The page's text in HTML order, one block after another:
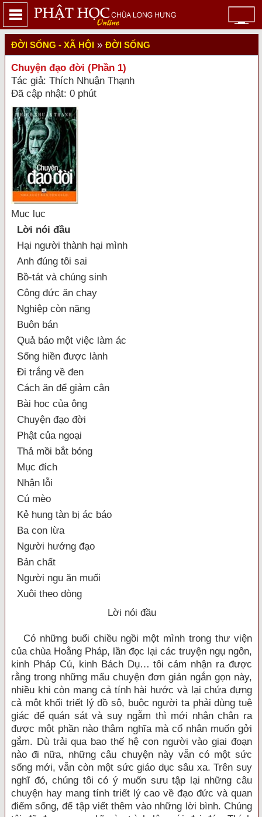
ĐỜI SỐNG - XÃ HỘI » ĐỜI SỐNG
Chuyện đạo đời (Phần 1)
Tác giả: Thích Nhuận Thạnh
Đã cập nhật: 0 phút
Mục lục
Lời nói đầu
Hại người thành hại mình
Anh đúng tôi sai
Bồ-tát và chúng sinh
Công đức ăn chay
Nghiệp còn nặng
Buôn bán
Quả báo một việc làm ác
Sống hiền được lành
Đi trắng về đen
Cách ăn để giảm cân
Bài học của ông
Chuyện đạo đời
Phật của ngoại
Thả mồi bắt bóng
Mục đích
Nhận lỗi
Cú mèo
Kẻ hung tàn bị ác báo
Ba con lừa
Người hướng đạo
Bản chất
Người ngu ăn muối
Xuôi theo dòng
Lời nói đầu
Có những buổi chiều ngồi một mình trong thư viện
của chùa Hoằng Pháp, lần đọc lại các truyện ngụ ngôn,
kinh Pháp Cú, kinh Bách Dụ… tôi cảm nhận ra được
rằng trong những mẩu chuyện đơn giản ngắn gọn này,
nhiều khi còn mang cả tính hài hước và lại chứa đựng
cả một khối triết lý đồ sộ, buộc người ta phải dùng tuệ
giác để quán sát và suy ngẫm thì mới nhận chân ra
được một phần nào thâm nghĩa mà cổ nhân muốn gởi
gắm. Dù trải qua bao thế hệ con người vào giai đoạn
nào đi nữa, những câu chuyện này vẫn có một sức
sống mới, vẫn còn một sức giáo dục sâu xa. Trên suy
nghĩ đó, chúng tôi có ý muốn sưu tập lại những câu
chuyện hay mang tính triết lý cao về đạo đức và quan
điểm sống, để tập viết thêm vào những lời bình. Chúng